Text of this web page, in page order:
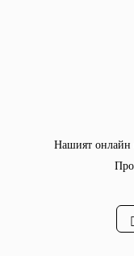
Нашият онлайн